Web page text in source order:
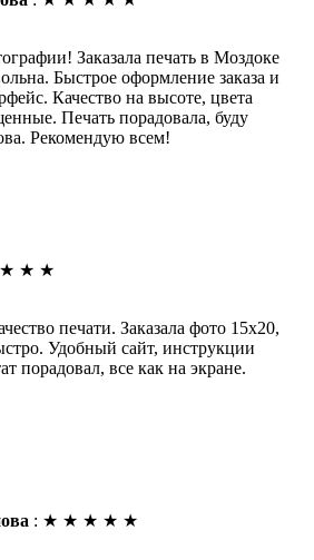
Заказала печать в Моздоке
Быстрое оформление заказа и
Качество на высоте, цвета
Печать порадовала, буду
Рекомендую всем!
★ ★ ★
печати. Заказала фото 15х20,
Удобный сайт, инструкции
порадовал, все как на экране.
: ★ ★ ★ ★ ★